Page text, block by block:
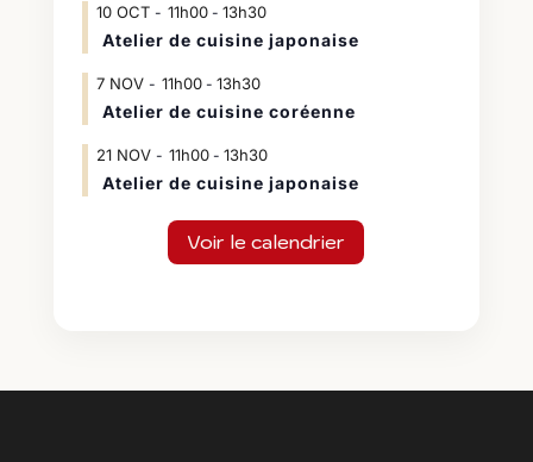
10 OCT 11h00- 13h30
Atelier de cuisine japonaise
7 NOV 11h00- 13h30
Atelier de cuisine coréenne
21 NOV 11h00- 13h30
Atelier de cuisine japonaise
Voir le calendrier